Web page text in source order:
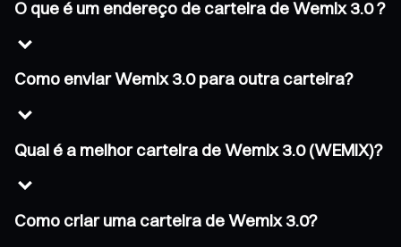
O que é um endereço de carteira de Wemix 3.0 ?
Como enviar Wemix 3.0 para outra carteira?
Qual é a melhor carteira de Wemix 3.0 (WEMIX)?
Como criar uma carteira de Wemix 3.0?